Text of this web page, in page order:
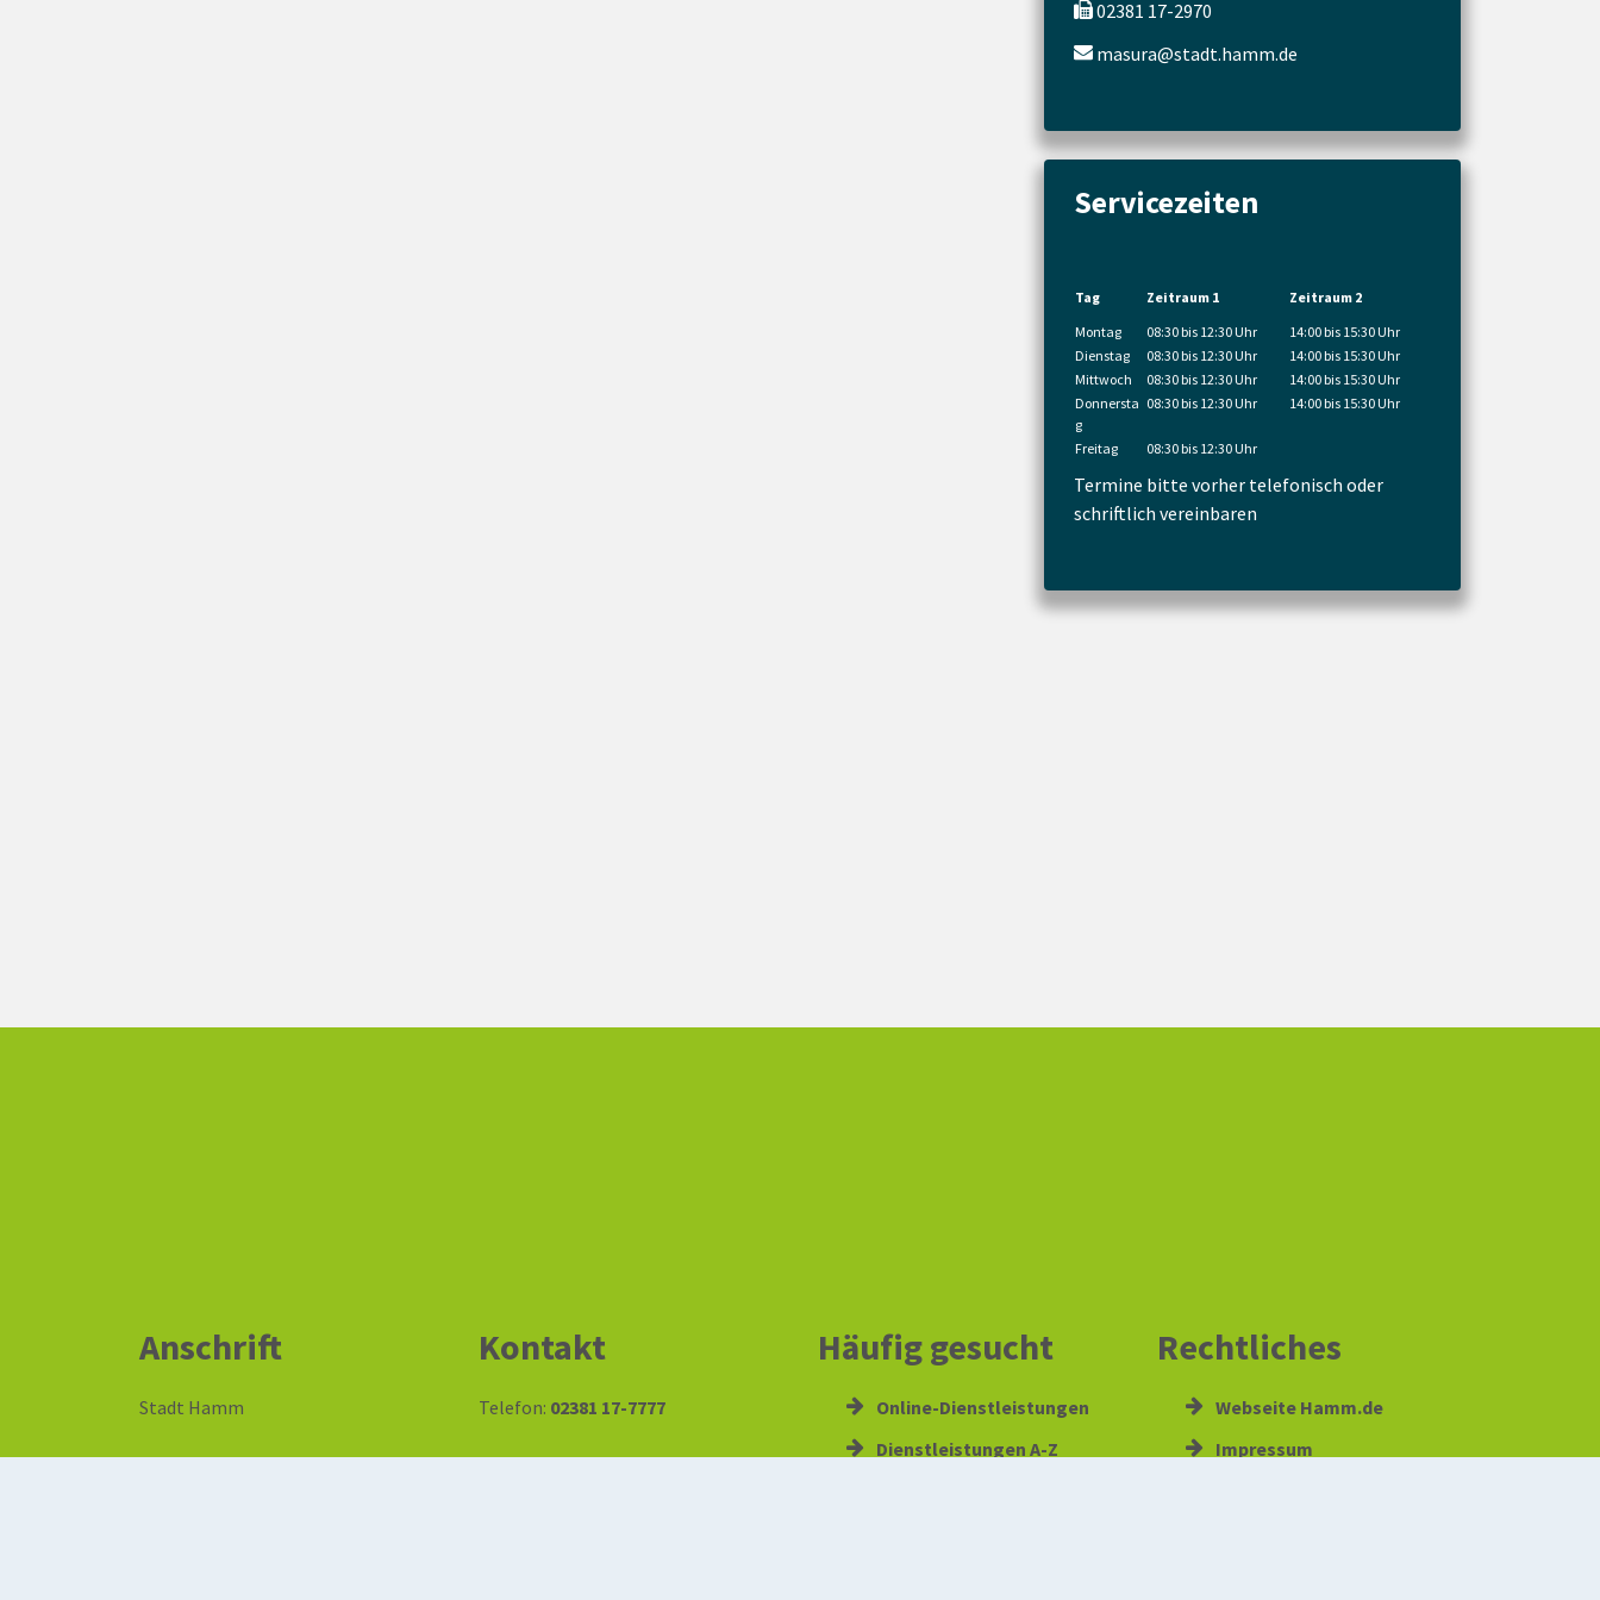
02381 17-2970
masura@stadt.hamm.de
Servicezeiten
Tag Zeitraum 1
Zeitraum 2
Montag
08:30 bis 12:30 Uhr
14:00 bis 15:30 Uhr
Dienstag
08:30 bis 12:30 Uhr
14:00 bis 15:30 Uhr
Mittwoch
08:30 bis 12:30 Uhr
14:00 bis 15:30 Uhr
Donnersta
g
08:30 bis 12:30 Uhr 14:00 bis 15:30 Uhr
Freitag 08:30 bis 12:30 Uhr
Termine bitte vorher telefonisch oder
schriftlich vereinbaren
Anschrift
Stadt Hamm
Theodor-Heuss-Platz 16
Kontakt
Telefon: 02381 17-7777
Telefax:02381 17-2971
Häufig gesucht
Online-Dienstleistungen
Dienstleistungen A-Z
Rechtliches
Webseite Hamm.de
Impressum